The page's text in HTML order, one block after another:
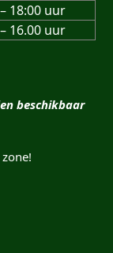
18:00 uur
16.00 uur
beschikbaar